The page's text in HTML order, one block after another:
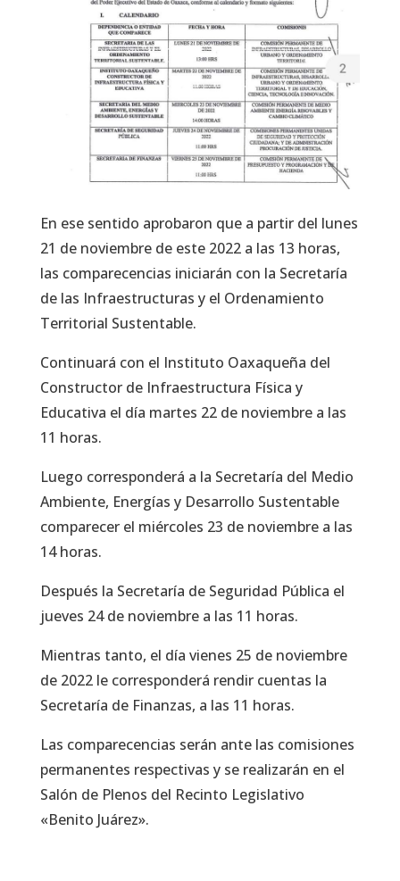
En ese sentido aprobaron que a partir del lunes
21 de noviembre de este 2022 a las 13 horas,
las comparecencias iniciarán con la Secretaría
de las Infraestructuras y el Ordenamiento
Territorial Sustentable.
Continuará con el Instituto Oaxaqueña del
Constructor de Infraestructura Física y
Educativa el día martes 22 de noviembre a las
11 horas.
Luego corresponderá a la Secretaría del Medio
Ambiente, Energías y Desarrollo Sustentable
comparecer el miércoles 23 de noviembre a las
14 horas.
Después la Secretaría de Seguridad Pública el
jueves 24 de noviembre a las 11 horas.
Mientras tanto, el día vienes 25 de noviembre
de 2022 le corresponderá rendir cuentas la
Secretaría de Finanzas, a las 11 horas.
Las comparecencias serán ante las comisiones
permanentes respectivas y se realizarán en el
Salón de Plenos del Recinto Legislativo
«Benito Juárez».